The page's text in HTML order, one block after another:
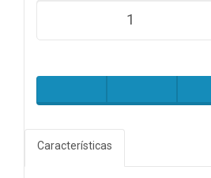
Características